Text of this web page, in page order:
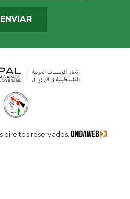
ENVIAR
direitos reservados.